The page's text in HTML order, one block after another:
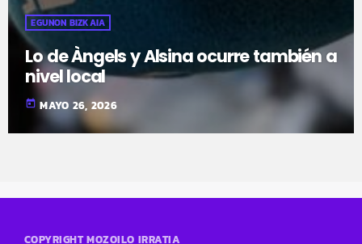
EGUNON BIZKAIA
Lo de Àngels y Alsina ocurre también a
nivel local
today MAYO 26, 2026
COPYRIGHT MOZOILO IRRATIA